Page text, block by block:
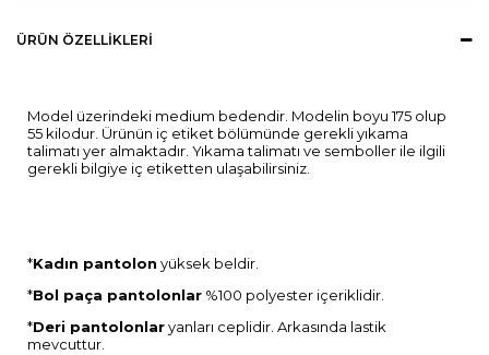
ÜRÜN ÖZELLIKLERI
Model üzerindeki medium bedendir. Modelin boyu 175 olup
55 kilodur. Ürünün iç etiket bölümünde gerekli yıkama
talimatı yer almaktadır. Yıkama talimatı ve semboller ile ilgili
gerekli bilgiye iç etiketten ulaşabilirsiniz.
*Kadın pantolon yüksek beldir.
*Bol paça pantolonlar %100 polyester içeriklidir.
*Deri pantolonlaryanları ceplidir. Arkasında lastik
mevcuttur.